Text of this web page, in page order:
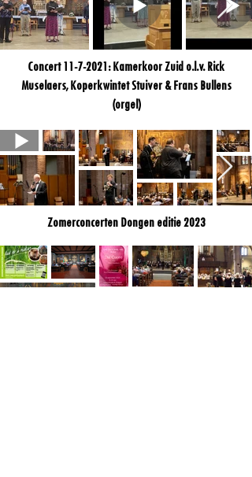
Concert11-7-2021: Kamerkoor Zuid o.l.v. Rick
Muselaers, Koperkwintet Stuiver & Frans Bullens
(orgel)
Zomerconcerten Dongen editie 2023